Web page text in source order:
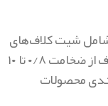
شیت کلاف‌های
فولادی از ۰/۵ تا ۱۰ میلیمتر، اسلیت نمودن کلاف از ضخامت ۰/۸ تا ۱۰
محصولات